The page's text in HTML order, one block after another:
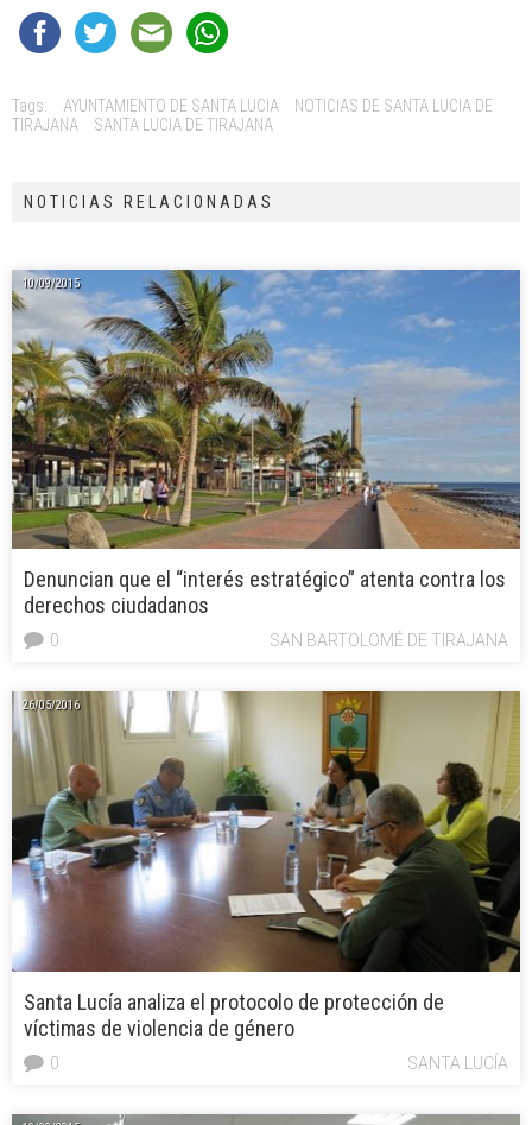
Tags: AYUNTAMIENTO DE SANTA LUCIA
NOTICIAS DE SANTA LUCIA DE
TIRAJANA
SANTA LUCIA DE TIRAJANA
NOTICIAS RELACIONADAS
10/09/2015
Denuncian que el “interés estratégico” atenta contra los
derechos ciudadanos
SAN BARTOLOMÉ DE TIRAJANA
0
26/05/2016
Santa Lucía analiza el protocolo de protección de
víctimas de violencia de género
SANTA LUCÍA
0